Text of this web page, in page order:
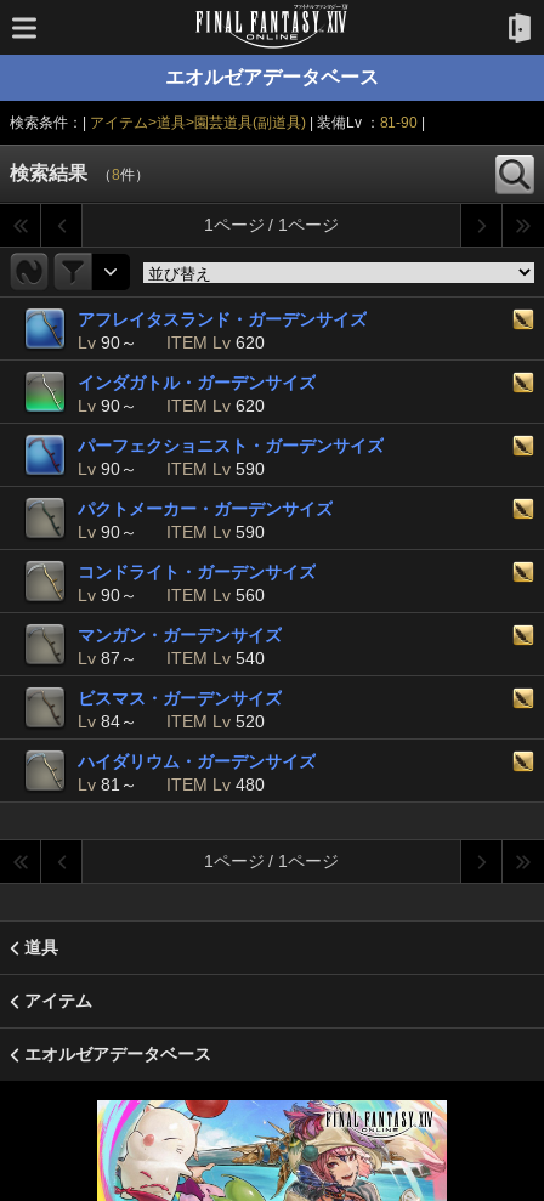
エオルゼアデータベース
検索条件：| アイテム>道具>園芸道具(副道具) | 装備Lv ： 81-90
検索結果 （8件）
1ページ / 1ページ
アフレイタスランド・ガーデンサイズ
Lv 90～ ITEM Lv 620
インダガトル・ガーデンサイズ
Lv 90～ ITEM Lv 620
パーフェクショニスト・ガーデンサイズ
Lv 90～ ITEM Lv 590
パクトメーカー・ガーデンサイズ
Lv 90～ ITEM Lv 590
コンドライト・ガーデンサイズ
Lv 90～ ITEM Lv 560
マンガン・ガーデンサイズ
Lv 87～ ITEM Lv 540
ビスマス・ガーデンサイズ
Lv 84～ ITEM Lv 520
ハイダリウム・ガーデンサイズ
Lv 81～ ITEM Lv 480
1ページ / 1ページ
道具
アイテム
エオルゼアデータベース